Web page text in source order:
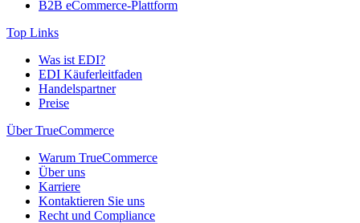
B2B eCommerce-Plattform
Top Links
Was ist EDI?
EDI Käuferleitfaden
Handelspartner
Preise
Über TrueCommerce
Warum TrueCommerce
Über uns
Karriere
Kontaktieren Sie uns
Recht und Compliance